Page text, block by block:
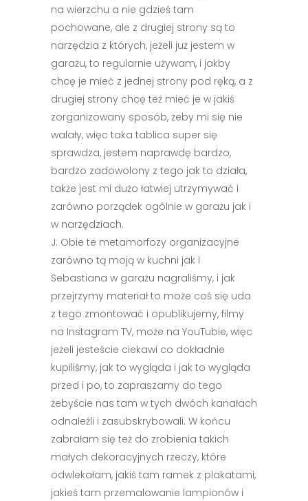
na wierzchu a nie gdzieś tam
pochowane, ale z drugiej strony są to
narzędzia z których, jeżeli już jestem w
garażu, to regularnie używam, i jakby
chcę je mieć z jednej strony pod ręką, a z
drugiej strony chcę też mieć je w jakiś
zorganizowany sposób, żeby mi się nie
walały, więc taka tablica super się
sprawdza, jestem naprawdę bardzo,
bardzo zadowolony z tego jak to działa,
także jest mi dużo łatwiej utrzymywać i
zarówno porządek ogólnie w garażu jak i
w narzędziach.
J: Obie te metamorfozy organizacyjne
zarówno tą moją w kuchni jak i
Sebastiana w garażu nagraliśmy, i jak
przejrzymy materiał to może coś się uda
z tego zmontować i opublikujemy, filmy
na Instagram TV, może na YouTubie, więc
jeżeli jesteście ciekawi co dokładnie
kupiliśmy, jak to wygląda i jak to wygląda
przed i po, to zapraszamy do tego
żebyście nas tam w tych dwóch kanałach
odnaleźli i zasubskrybowali. W końcu
zabrałam się też do zrobienia takich
małych dekoracyjnych rzeczy, które
odwlekałam, jakiś tam ramek z plakatami,
jakieś tam przemalowanie lampionów i